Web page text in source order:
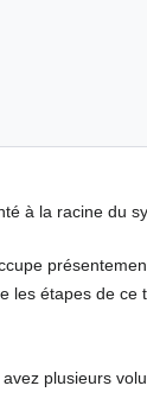
à la racine du
les étapes de ce
plusieurs